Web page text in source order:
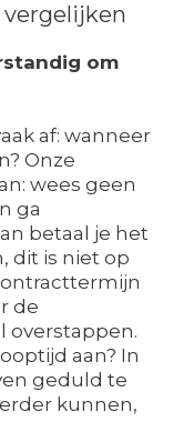
om
af: wanneer
Onze
wees geen
ga
betaal je het
dit is niet op
de
overstappen.
aan? In
geduld te
kunnen,